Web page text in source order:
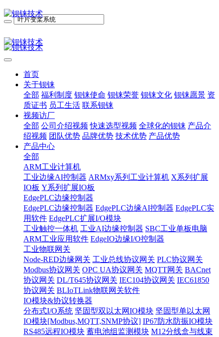
首页
关于钡铼
全部 福利制度 钡铼使命 钡铼荣誉 钡铼文化 钡铼愿景 资
质证书 员工生活 联系钡铼
视频访厂
全部 公司介绍视频 快速选型视频 全球化的钡铼 产品介
绍视频 团队优势 品牌优势 技术优势 产品优势
产品中心
全部
ARM工业计算机
工业边缘AI控制器 ARMxy系列工业计算机 X系列扩展
IO板 Y系列扩展IO板
EdgePLC边缘控制器
EdgePLC边缘控制器 EdgePLC边缘AI控制器 EdgePLC实
用软件 EdgePLC扩展I/O模块
工业触控一体机 工业AI边缘控制器 SBC工业单板电脑
ARM工业应用软件 EdgeIO边缘I/O控制器
工业物联网关
Node-RED边缘网关 工业总线协议网关 PLC协议网关
Modbus协议网关 OPC UA协议网关 MQTT网关 BACnet
协议网关 DL/T645协议网关 IEC104协议网关 IEC61850
协议网关 BLIoTLink物联网关软件
IO模块&协议转换器
分布式I/O系统 坚固型双以太网IO模块 坚固型单以太网
IO模块[Modbus,MQTT,SNMP协议] IP67防水防振IO模块
RS485远程IO模块 蓄电池组监测模块 M12分线盒与线束